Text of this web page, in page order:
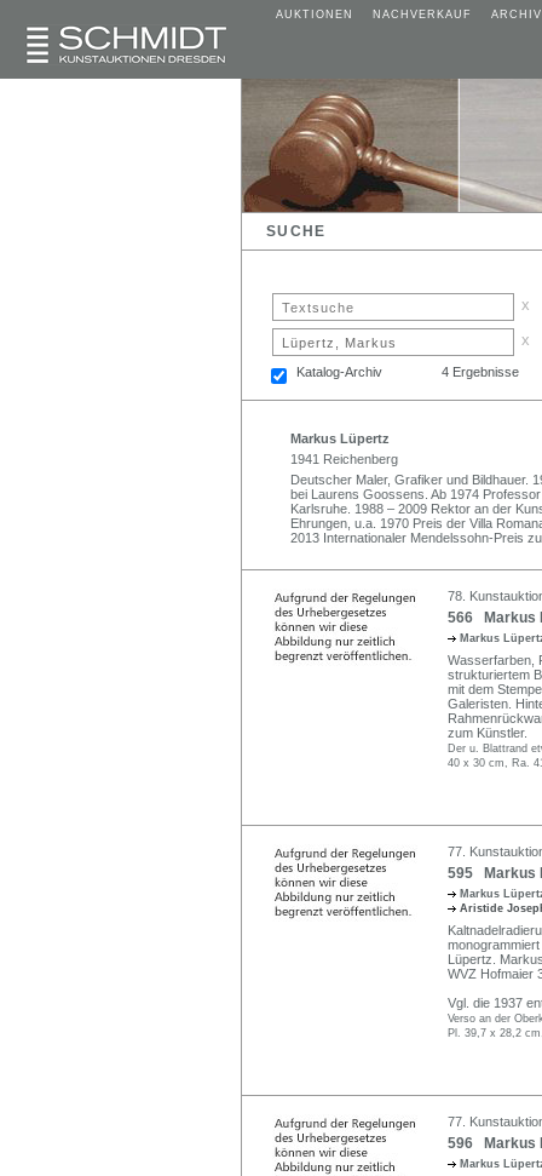
AUKTIONEN NACHVERKAUF ARCHIV
SUCHE
x
x
Katalog-Archiv 4 Ergebnisse
Markus Lüpertz
1941 Reichenberg
Deutscher Maler, Grafiker und Bildhauer.
bei Laurens Goossens. Ab 1974
Karlsruhe. 1988 – 2009 Rektor an der
Ehrungen, u.a. 1970 Preis der Villa
2013 Internationaler Mendelssohn-Preis
78.
566 Markus
Markus
Wasserfarben,
strukturiertem
mit dem
Galeristen.
zum Künstler.
Der u. Blattrand
40 x 30 cm, Ra.
77.
595 Markus
Markus
Aristide
Lüpertz.
WVZ Hofmaier
Vgl. die 1937
Verso an der
Pl. 39,7 x 28,2
77.
596 Markus
Markus